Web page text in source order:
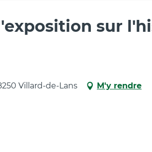
sur
Villard-de-Lans
M'y rendre